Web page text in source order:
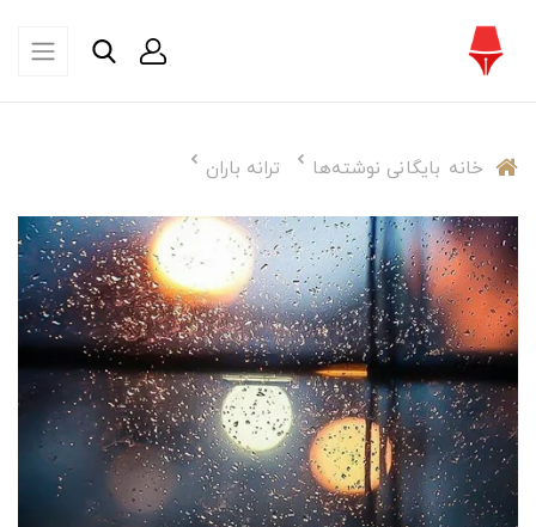
خانه بایگانی نوشته‌ها ترانه باران